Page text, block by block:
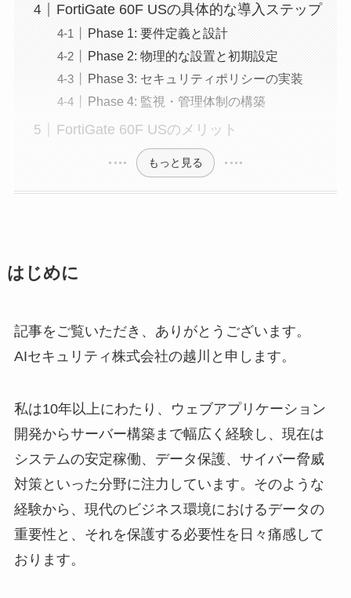
FortiGate 60F USの具体的な導入ステップ
Phase 1: 要件定義と設計
Phase 2: 物理的な設置と初期設定
Phase 3: セキュリティポリシーの実装
Phase 4: 監視・管理体制の構築
FortiGate 60F USのメリット
もっと見る
はじめに
記事をご覧いただき、ありがとうございます。
AIセキュリティ株式会社の越川と申します。
私は10年以上にわたり、ウェブアプリケーション
開発からサーバー構築まで幅広く経験し、現在は
システムの安定稼働、データ保護、サイバー脅威
対策といった分野に注力しています。そのような
経験から、現代のビジネス環境におけるデータの
重要性と、それを保護する必要性を日々痛感して
おります。